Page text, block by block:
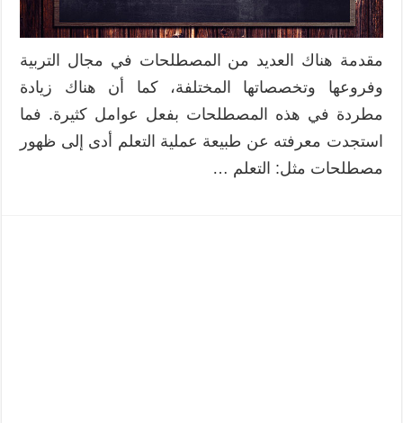
مقدمة هناك العديد من المصطلحات في مجال التربية
وفروعها وتخصصاتها المختلفة، كما أن هناك زيادة
مطردة في هذه المصطلحات بفعل عوامل كثيرة. فما
استجدت معرفته عن طبيعة عملية التعلم أدى إلى ظهور
مصطلحات مثل: التعلم …